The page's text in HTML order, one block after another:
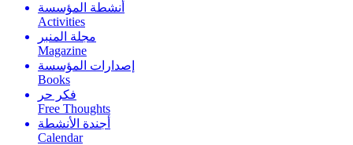
أنشطة المؤسسة
Activities
مجلة المنبر
Magazine
إصدارات المؤسسة
Books
فكر حر
Free Thoughts
أجندة الأنشطة
Calendar